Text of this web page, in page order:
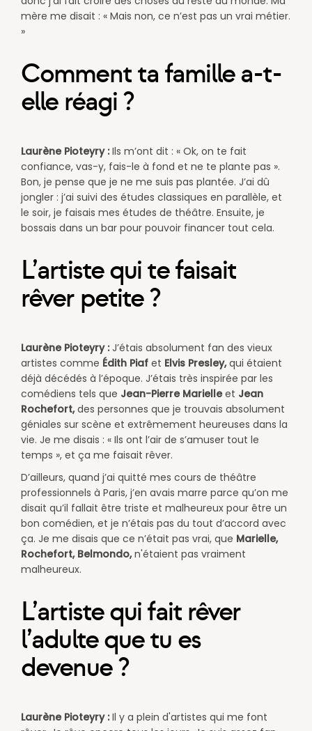
mère me disait : « Mais non, ce n’est pas un vrai métier.
»
Comment ta famille a-t-
elle réagi ?
Laurène Pioteyry :Ils m’ont dit : « Ok, on te fait
confiance, vas-y, fais-le à fond et ne te plante pas ».
Bon, je pense que je ne me suis pas plantée. J’ai dû
jongler : j’ai suivi des études classiques en parallèle, et
le soir, je faisais mes études de théâtre. Ensuite, je
bossais dans un bar pour pouvoir financer tout cela.​
L’artiste qui te faisait
rêver petite ?
Laurène Pioteyry :J’étais absolument fan des vieux
artistes comme Édith Piaf et Elvis Presley,qui étaient
déjà décédés à l’époque. J’étais très inspirée par les
comédiens tels que Jean-Pierre Marielleet Jean
Rochefort,des personnes que je trouvais absolument
géniales sur scène et extrêmement heureuses dans la
vie. Je me disais : « Ils ont l’air de s’amuser tout le
temps », et ça me faisait rêver.
D’ailleurs, quand j’ai quitté mes cours de théâtre
professionnels à Paris, j’en avais marre parce qu’on me
disait qu’il fallait être triste et malheureux pour être un
bon comédien, et je n’étais pas du tout d’accord avec
ça. Je me disais que ce n’était pas vrai, que Marielle,
Rochefort, Belmondo,n'étaient pas vraiment
malheureux.​
L’artiste qui fait rêver
l’adulte que tu es
devenue ?
Laurène Pioteyry :Il y a plein d'artistes qui me font